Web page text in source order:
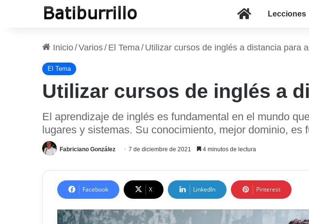
InicioLecciones
Inicio/Varios/ El Tema/ Utilizar cursos de inglés a distancia para
El Tema
Utilizar cursos de inglés a
El aprendizaje de inglés es fundamental en el mundo
lugares y sistemas. Su conocimiento, mejor dominio, es
Fabriciano González 7 de diciembre de 2021 4 minutos de lectura
Facebook X LinkedIn Pinterest